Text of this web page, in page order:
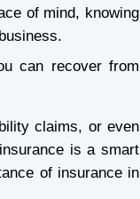
of mind, knowing
can recover from
claims, or even
is a smart
of insurance in